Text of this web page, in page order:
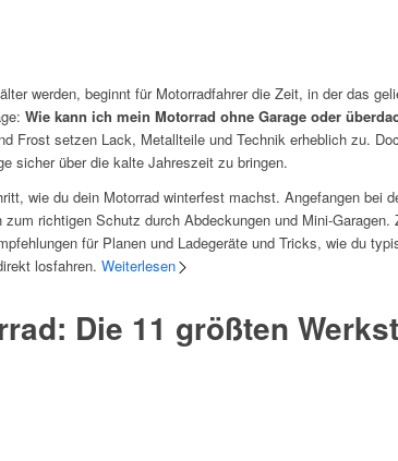
werden, beginnt für Motorradfahrer die Zeit, in der das
Wie kann ich mein Motorrad ohne Garage oder
Frost setzen Lack, Metallteile und Technik erheblich zu.
sicher über die kalte Jahreszeit zu bringen.
wie du dein Motorrad winterfest machst. Angefangen bei
richtigen Schutz durch Abdeckungen und Mini-
für Planen und Ladegeräte und Tricks, wie du
losfahren. Weiterlesen
Die 11 größten